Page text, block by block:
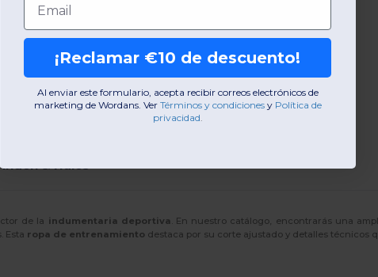
& Hales
de la indumentaria deportiva . En nuestro catálogo, encontrarás una
Esta ropa de entrenamiento destaca por su corte ajustado y detalles técnicos
¡Reclamar €10 de descuento!
Al enviar este formulario, acepta recibir correos electrónicos de
marketing de Wordans. Ver​ Términos y condiciones​ y Política de
privacidad.